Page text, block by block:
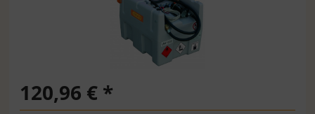
120,96 € *